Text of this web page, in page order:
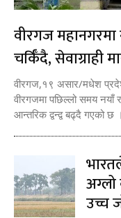
वीरगज महानगरमा
चर्किँदै, सेवाग्राही
वीरगज,१९ असार/मधेश
वीरगजमा पछिल्लो समय नयाँ
आन्तरिक द्वन्द्व बढ्दै गएको छ
अग्लो
उच्च